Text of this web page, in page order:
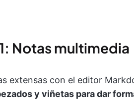
Notas multimedia
extensas con el editor
y viñetas para dar